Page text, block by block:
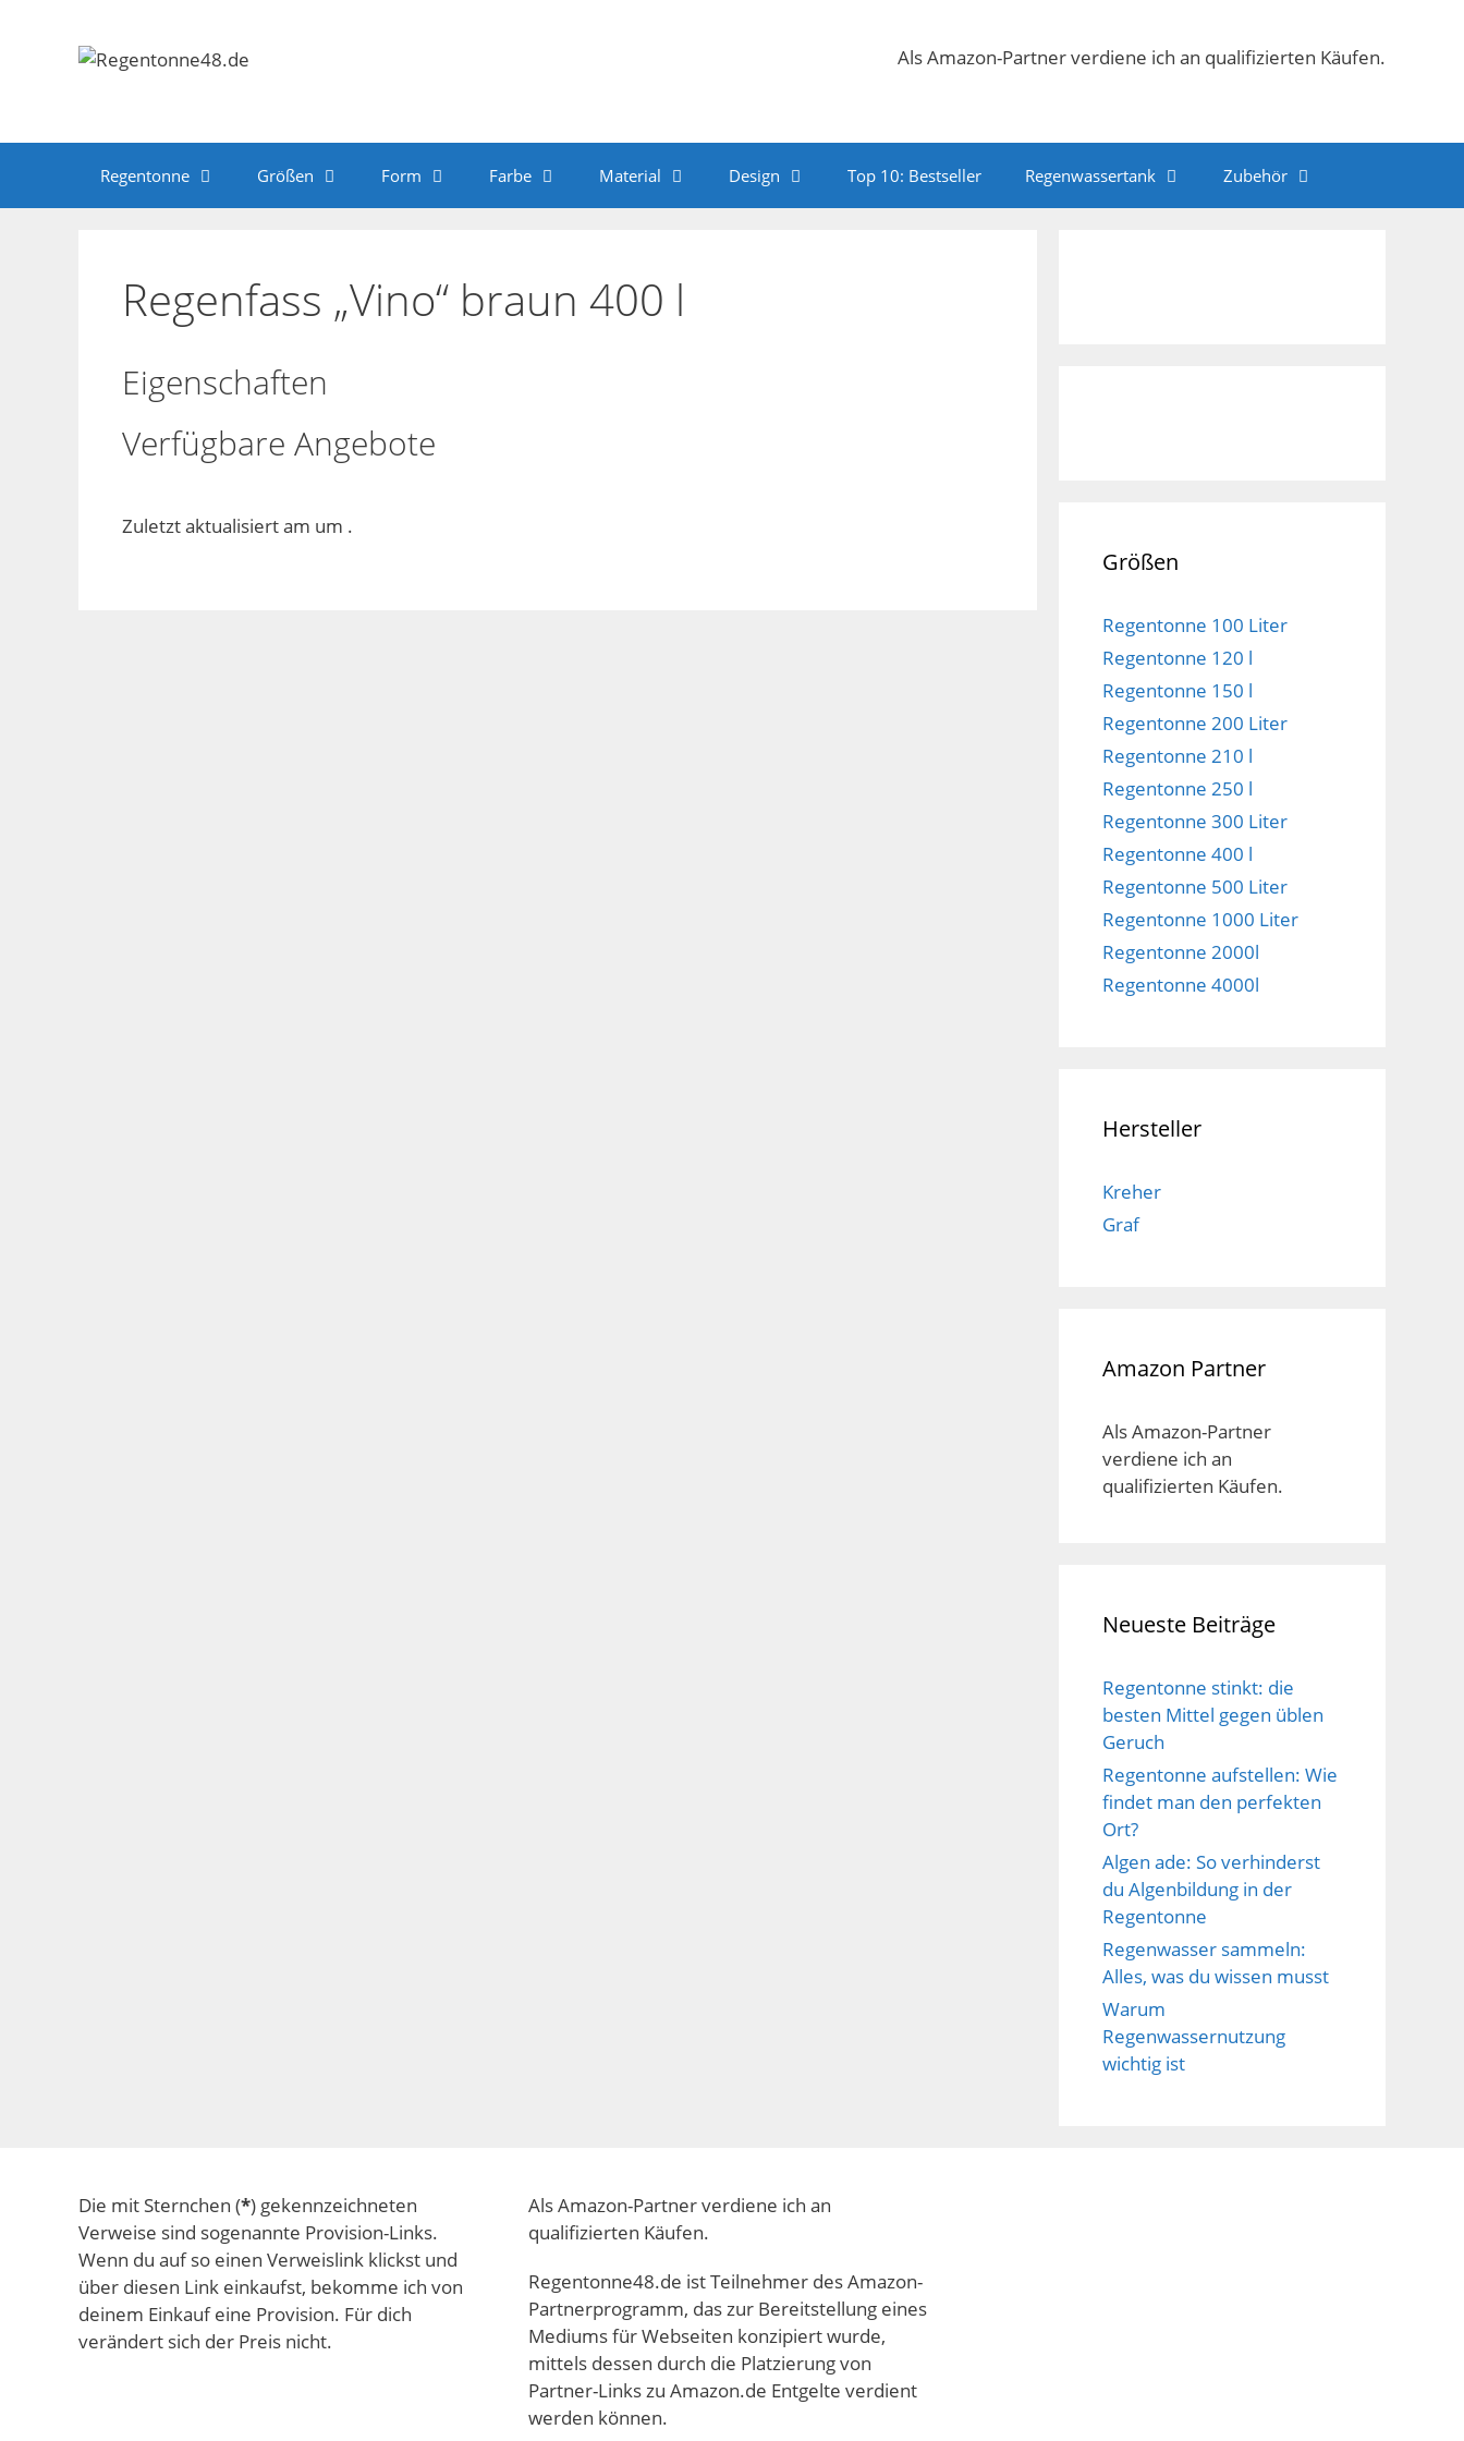
Als Amazon-Partner verdiene ich an qualifizierten Käufen.
Regentonne Größen Form Farbe Material Design Top 10: Bestseller Regenwassertank Zubehör
Regenfass „Vino“ braun 400 l
Eigenschaften
Verfügbare Angebote
Zuletzt aktualisiert am um .
Größen
Regentonne 100 Liter
Regentonne 120 l
Regentonne 150 l
Regentonne 200 Liter
Regentonne 210 l
Regentonne 250 l
Regentonne 300 Liter
Regentonne 400 l
Regentonne 500 Liter
Regentonne 1000 Liter
Regentonne 2000l
Regentonne 4000l
Hersteller
Kreher
Graf
Amazon Partner
Als Amazon-Partner
verdiene ich an
qualifizierten Käufen.
Neueste Beiträge
Regentonne stinkt: die
besten Mittel gegen üblen
Geruch
Regentonne aufstellen: Wie
findet man den perfekten
Ort?
Algen ade: So verhinderst
du Algenbildung in der
Regentonne
Regenwasser sammeln:
Alles, was du wissen musst
Warum
Regenwassernutzung
wichtig ist
Die mit Sternchen (*) gekennzeichneten
Verweise sind sogenannte Provision-Links.
Wenn du auf so einen Verweislink klickst und
über diesen Link einkaufst, bekomme ich von
deinem Einkauf eine Provision. Für dich
verändert sich der Preis nicht.
Als Amazon-Partner verdiene ich an
qualifizierten Käufen.
Regentonne48.de ist Teilnehmer des Amazon-
Partnerprogramm, das zur Bereitstellung eines
Mediums für Webseiten konzipiert wurde,
mittels dessen durch die Platzierung von
Partner-Links zu Amazon.de Entgelte verdient
werden können.